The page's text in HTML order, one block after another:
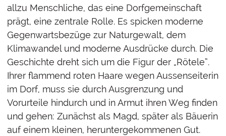
allzu Menschliche, das eine Dorfgemeinschaft
prägt, eine zentrale Rolle. Es spicken moderne
Gegenwartsbezüge zur Naturgewalt, dem
Klimawandel und moderne Ausdrücke durch. Die
Geschichte dreht sich um die Figur der „Rötele“.
Ihrer flammend roten Haare wegen Aussenseiterin
im Dorf, muss sie durch Ausgrenzung und
Vorurteile hindurch und in Armut ihren Weg finden
und gehen: Zunächst als Magd, später als Bäuerin
auf einem kleinen, heruntergekommenen Gut.